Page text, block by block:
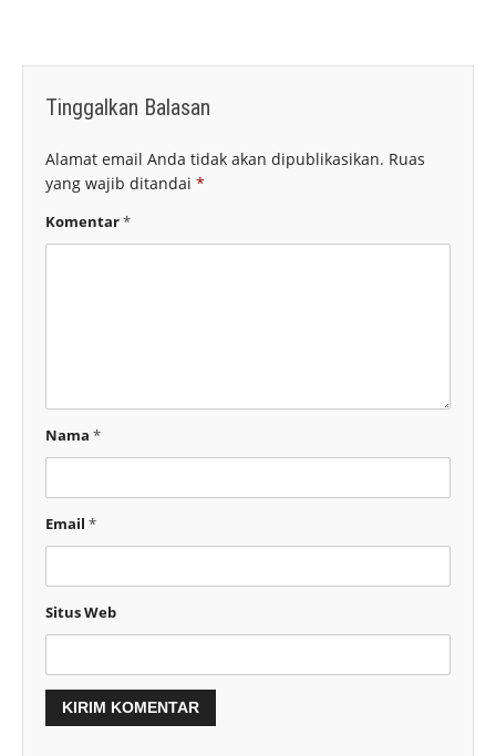
Tinggalkan Balasan
Alamat email Anda tidak akan dipublikasikan. Ruas
yang wajib ditandai *
Komentar*
Nama *
Email *
Situs Web